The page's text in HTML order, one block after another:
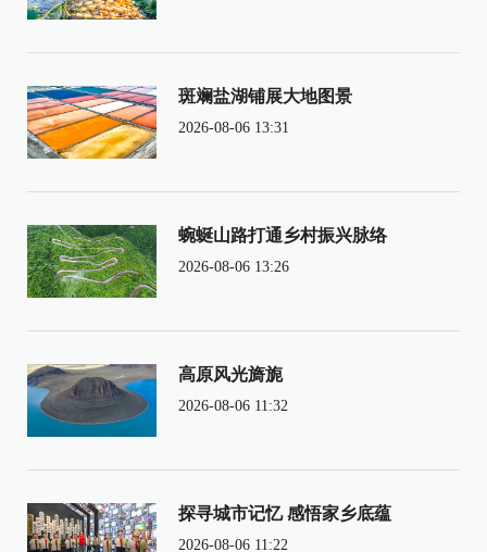
斑斓盐湖铺展大地图景
2026-08-06 13:31
蜿蜒山路打通乡村振兴脉络
2026-08-06 13:26
高原风光旖旎
2026-08-06 11:32
探寻城市记忆 感悟家乡底蕴
2026-08-06 11:22